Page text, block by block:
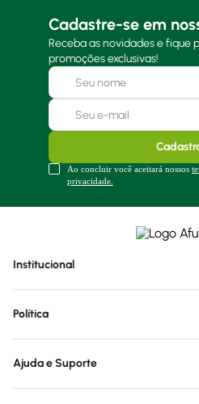
Cadastre-se em
Receba as novidades e fique
promoções exclusivas!
Ao concluir você aceitará nossos
privacidade.
Institucional
Política
Ajuda e Suporte